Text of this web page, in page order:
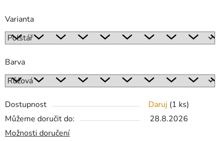
Varianta
Barva
Dostupnost Daruj (1 ks)
Můžeme doručit do:
28.8.2026
Možnosti doručení